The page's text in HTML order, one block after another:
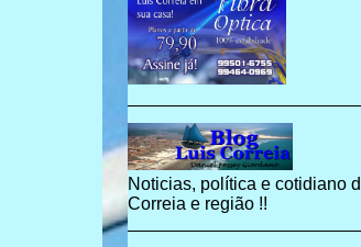
Noticias, política e cotidiano
Correia e região !!